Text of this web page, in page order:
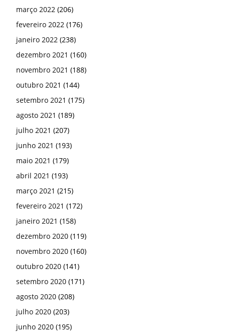
março 2022 (206)
fevereiro 2022 (176)
janeiro 2022 (238)
dezembro 2021 (160)
novembro 2021 (188)
outubro 2021 (144)
setembro 2021 (175)
agosto 2021 (189)
julho 2021 (207)
junho 2021 (193)
maio 2021 (179)
abril 2021 (193)
março 2021 (215)
fevereiro 2021 (172)
janeiro 2021 (158)
dezembro 2020 (119)
novembro 2020 (160)
outubro 2020 (141)
setembro 2020 (171)
agosto 2020 (208)
julho 2020 (203)
junho 2020 (195)